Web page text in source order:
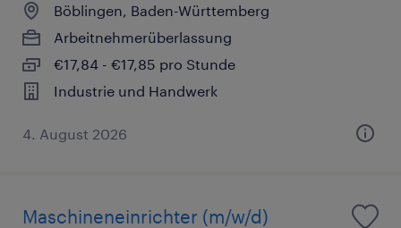
Böblingen, Baden-Württemberg
Arbeitnehmerüberlassung
€17,84 - €17,85 pro Stunde
Industrie und Handwerk
4. August 2026
Maschineneinrichter (m/w/d)